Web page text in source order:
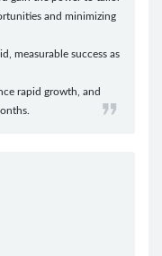
and minimizing
measurable success as
rapid growth, and